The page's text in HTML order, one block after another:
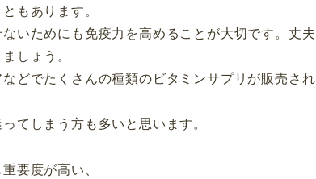
もあります。
いためにも免疫力を高めることが大切です。丈夫
しょう。
どでたくさんの種類のビタミンサプリが販売され
てしまう方も多いと思います。
重要度が高い、